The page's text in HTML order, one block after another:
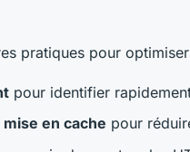
pratiques pour
pour identifier
en cache pour